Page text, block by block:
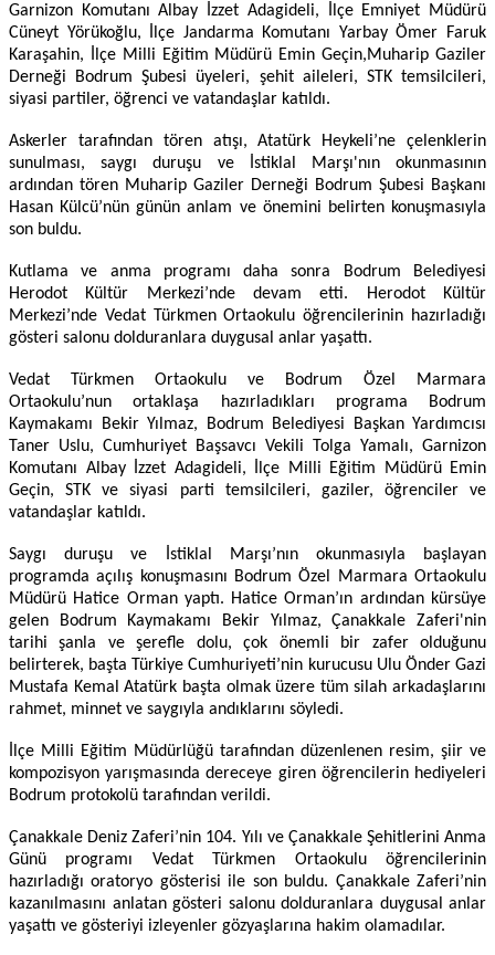
Garnizon Komutanı Albay İzzet Adagideli, İlçe Emniyet Müdürü
Cüneyt Yörükoğlu, İlçe Jandarma Komutanı Yarbay Ömer Faruk
Karaşahin, İlçe Milli Eğitim Müdürü Emin Geçin,Muharip Gaziler
Derneği Bodrum Şubesi üyeleri, şehit aileleri, STK temsilcileri,
siyasi partiler, öğrenci ve vatandaşlar katıldı.
Askerler tarafından tören atışı, Atatürk Heykeli’ne çelenklerin
sunulması, saygı duruşu ve İstiklal Marşı'nın okunmasının
ardından tören Muharip Gaziler Derneği Bodrum Şubesi Başkanı
Hasan Külcü’nün günün anlam ve önemini belirten konuşmasıyla
son buldu.
Kutlama ve anma programı daha sonra Bodrum Belediyesi
Herodot Kültür Merkezi’nde devam etti. Herodot Kültür
Merkezi’nde Vedat Türkmen Ortaokulu öğrencilerinin hazırladığı
gösteri salonu dolduranlara duygusal anlar yaşattı.
Vedat Türkmen Ortaokulu ve Bodrum Özel Marmara
Ortaokulu’nun ortaklaşa hazırladıkları programa Bodrum
Kaymakamı Bekir Yılmaz, Bodrum Belediyesi Başkan Yardımcısı
Taner Uslu, Cumhuriyet Başsavcı Vekili Tolga Yamalı, Garnizon
Komutanı Albay İzzet Adagideli, İlçe Milli Eğitim Müdürü Emin
Geçin, STK ve siyasi parti temsilcileri, gaziler, öğrenciler ve
vatandaşlar katıldı.
Saygı duruşu ve İstiklal Marşı’nın okunmasıyla başlayan
programda açılış konuşmasını Bodrum Özel Marmara Ortaokulu
Müdürü Hatice Orman yaptı. Hatice Orman’ın ardından kürsüye
gelen Bodrum Kaymakamı Bekir Yılmaz, Çanakkale Zaferi'nin
tarihi şanla ve şerefle dolu, çok önemli bir zafer olduğunu
belirterek, başta Türkiye Cumhuriyeti’nin kurucusu Ulu Önder Gazi
Mustafa Kemal Atatürk başta olmak üzere tüm silah arkadaşlarını
rahmet, minnet ve saygıyla andıklarını söyledi.
İlçe Milli Eğitim Müdürlüğü tarafından düzenlenen resim, şiir ve
kompozisyon yarışmasında dereceye giren öğrencilerin hediyeleri
Bodrum protokolü tarafından verildi.
Çanakkale Deniz Zaferi’nin 104. Yılı ve Çanakkale Şehitlerini Anma
Günü programı Vedat Türkmen Ortaokulu öğrencilerinin
hazırladığı oratoryo gösterisi ile son buldu. Çanakkale Zaferi’nin
kazanılmasını anlatan gösteri salonu dolduranlara duygusal anlar
yaşattı ve gösteriyi izleyenler gözyaşlarına hakim olamadılar.